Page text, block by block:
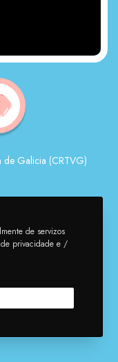
Galicia (CRTVG)
de servizos
privacidade e /